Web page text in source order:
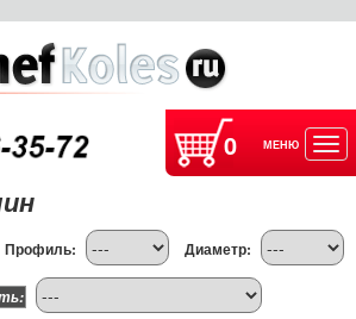
0 МЕНЮ
Профиль: Диаметр: